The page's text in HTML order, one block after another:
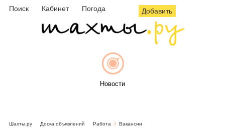
Поиск Кабинет Погода Добавить
Новости
Шахты.ру Доска объявлений Работа Вакансии